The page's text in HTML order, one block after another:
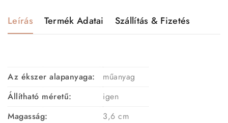
Leírás Termék Adatai Szállítás & Fizetés
Az ékszer alapanyaga:
műanyag
Állítható méretű:
igen
Magasság:
3,6 cm